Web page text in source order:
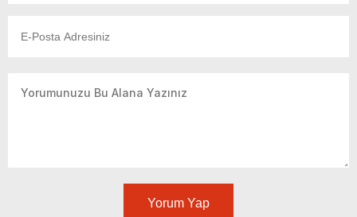
Yorum Yap